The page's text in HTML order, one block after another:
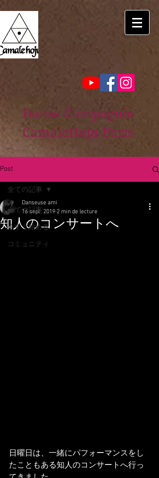
Danse Compagnie
CamaleHoju Paris
Post
全ての記事
今すぐ始める
コミュニティ
全ての記事
知人のコンサートへ
Danseuse ami
16 sept. 2019 2 min de lecture
日曜日は、一緒にパフォーマンスをし
たこともある知人のコンサートへ行っ